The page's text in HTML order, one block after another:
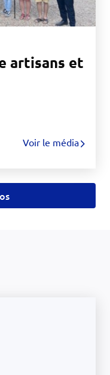
artisans et
Voir le média